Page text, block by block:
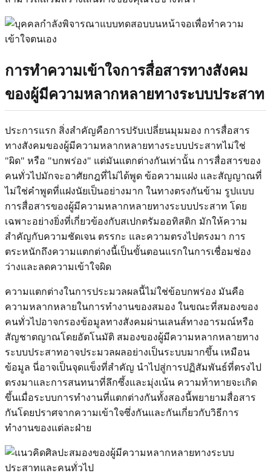
การทำความเข้าใจการสื่อสารทางสังคม
ของผู้มีความหลากหลายทางระบบประสาท
ประการแรก สิ่งสำคัญคือการปรับเปลี่ยนมุมมอง การสื่อสาร
ทางสังคมของผู้มีความหลากหลายทางระบบประสาทไม่ใช่
"ผิด" หรือ "บกพร่อง" แต่มันแตกต่างกันเท่านั้น การสื่อสารของ
คนทั่วไปมักจะอาศัยกฎที่ไม่ได้พูด ข้อความแฝง และสัญญาณที่
ไม่ใช่คำพูดที่แฝงนัยเป็นอย่างมาก ในทางตรงกันข้าม รูปแบบ
การสื่อสารของผู้มีความหลากหลายทางระบบประสาท โดย
เฉพาะอย่างยิ่งที่เกี่ยวข้องกับสเปกตรัมออทิสติก มักให้ความ
สำคัญกับความชัดเจน ตรรกะ และความตรงไปตรงมา การ
ตระหนักถึงความแตกต่างนี้เป็นขั้นตอนแรกในการเชื่อมช่อง
ว่างและลดความเข้าใจผิด
ความแตกต่างในการประมวลผลนี้ไม่ใช่ข้อบกพร่อง มันคือ
ความหลากหลายในการทำงานของสมอง ในขณะที่สมองของ
คนทั่วไปอาจกรองข้อมูลทางสังคมผ่านเลนส์ทางอารมณ์หรือ
สัญชาตญาณโดยอัตโนมัติ สมองของผู้มีความหลากหลายทาง
ระบบประสาทอาจประมวลผลอย่างเป็นระบบมากขึ้น เหมือน
ข้อมูล นี่อาจเป็นจุดแข็งที่สำคัญ นำไปสู่การปฏิสัมพันธ์ที่ตรงไป
ตรงมาและการสนทนาที่ลึกซึ้งและมุ่งเน้น ความท้าทายจะเกิด
ขึ้นเมื่อระบบการทำงานที่แตกต่างกันทั้งสองนี้พยายามสื่อสาร
กันโดยปราศจากความเข้าใจซึ่งกันและกันเกี่ยวกับวิธีการ
ทำงานของแต่ละฝ่าย